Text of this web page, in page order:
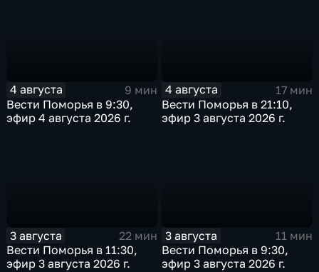
4 августа
9 мин
Вести Поморья в 9:30,
эфир 4 августа 2026 г.
4 августа
17 мин
Вести Поморья в 21:10,
эфир 3 августа 2026 г.
3 августа
22 мин
Вести Поморья в 11:30,
эфир 3 августа 2026 г.
3 августа
11 мин
Вести Поморья в 9:30,
эфир 3 августа 2026 г.